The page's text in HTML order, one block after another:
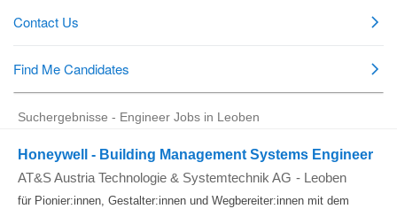
Suchergebnisse - Engineer Jobs in Leoben
Honeywell - Building Management Systems Engineer
AT&S Austria Technologie & Systemtechnik AG - Leoben
für Pionier:innen, Gestalter:innen und Wegbereiter:innen mit dem